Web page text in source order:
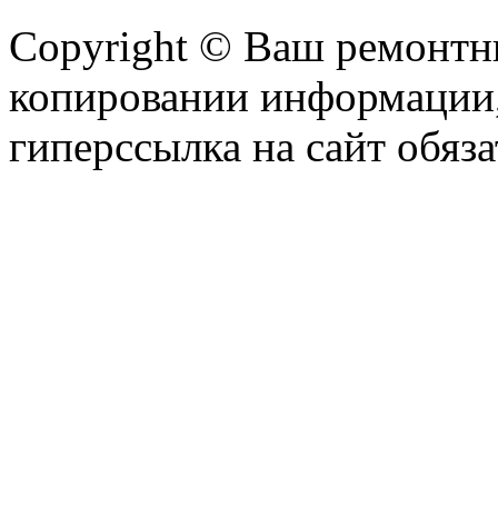
Copyright © Ваш
копировании
гиперссылка на сайт